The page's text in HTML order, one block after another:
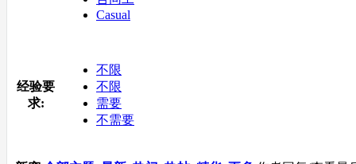
Casual
经验要
求:
不限
不限
需要
不需要